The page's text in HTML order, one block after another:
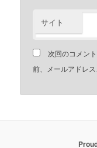
サイト
次回のコメン
前、メールアドレス